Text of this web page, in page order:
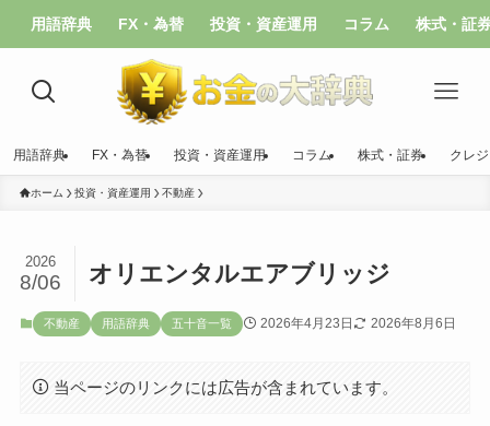
用語辞典 FX・為替 投資・資産運用 コラム 株式・証
用語辞典 FX・為替 投資・資産運用 コラム 株式・証券 クレ
ホーム 投資・資産運用 不動産
オリエンタルエアブリッジ
2026
8/06
不動産 用語辞典 五十音一覧 2026年4月23日 2026年8月6日
当ページのリンクには広告が含まれています。